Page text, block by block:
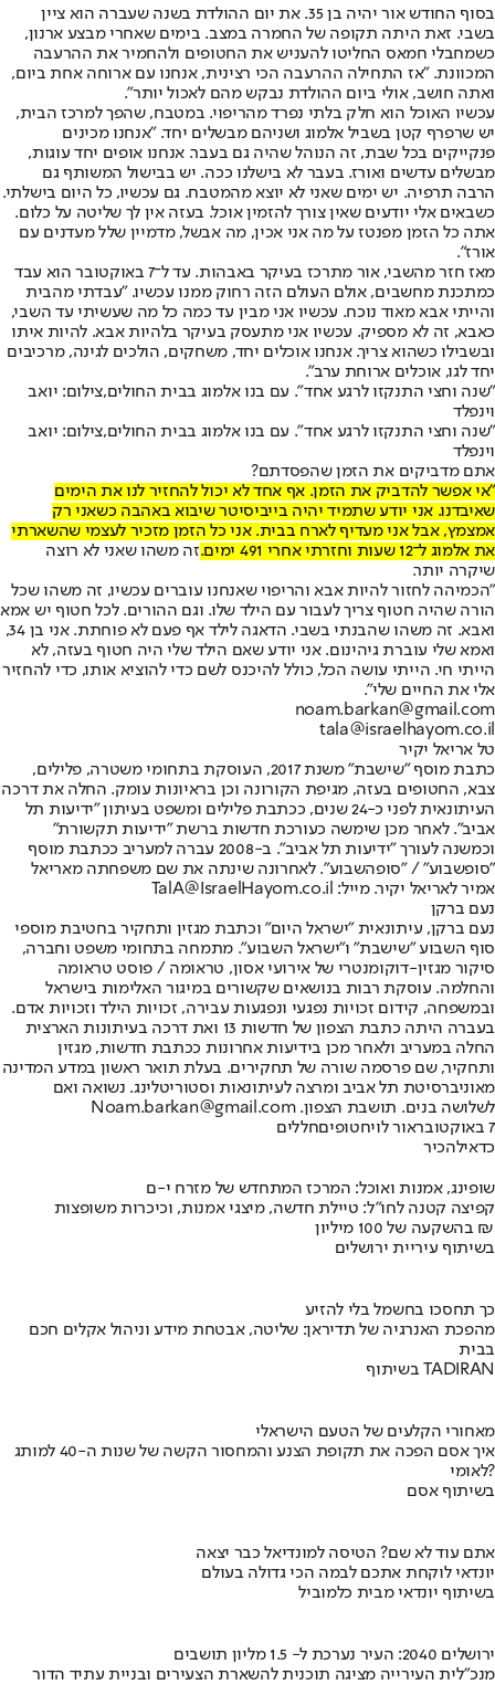
בסוף החודש אור יהיה בן 35. את יום ההולדת בשנה שעברה הוא ציין
בשבי. זאת היתה תקופה של החמרה במצב. בימים שאחרי מבצע ארנון,
כשמחבלי חמאס החליטו להעניש את החטופים ולהחמיר את ההרעבה
המכוונת. "אז התחילה ההרעבה הכי רצינית, אנחנו עם ארוחה אחת ביום,
ואתה חושב, אולי ביום ההולדת נבקש מהם לאכול יותר".
עכשיו האוכל הוא חלק בלתי נפרד מהריפוי. במטבח, שהפך למרכז הבית,
יש שרפרף קטן בשביל אלמוג ושניהם מבשלים יחד. "אנחנו מכינים
פנקייקים בכל שבת, זה הנוהל שהיה גם בעבר. אנחנו אופים יחד עוגות,
מבשלים עדשים ואורז. בעבר לא בישלנו ככה. יש בבישול המשותף גם
הרבה תרפיה. יש ימים שאני לא יוצא מהמטבח. גם עכשיו, כל היום בישלתי.
כשבאים אלי יודעים שאין צורך להזמין אוכל. בעזה אין לך שליטה על כלום.
אתה כל הזמן מפנטז על מה אני אכין, מה אבשל, מדמיין שלל מעדנים עם
אורז".
מאז חזר מהשבי, אור מתרכז בעיקר באבהות. עד ל־7 באוקטובר הוא עבד
כמתכנת מחשבים, אולם העולם הזה רחוק ממנו עכשיו. "עבדתי מהבית
והייתי אבא מאוד נוכח. עכשיו אני מבין עד כמה כל מה שעשיתי עד השבי,
כאבא, זה לא מספיק. עכשיו אני מתעסק בעיקר בלהיות אבא. להיות איתו
ובשבילו כשהוא צריך. אנחנו אוכלים יחד, משחקים, הולכים לגינה, מרכיבים
יחד לגו, אוכלים ארוחת ערב".
"שנה וחצי התנקזו לרגע אחד". עם בנו אלמוג בבית החולים,צילום: יואב
וינפלד
"שנה וחצי התנקזו לרגע אחד". עם בנו אלמוג בבית החולים,צילום: יואב
וינפלד
אתם מדביקים את הזמן שהפסדתם?
"אי אפשר להדביק את הזמן. אף אחד לא יכול להחזיר לנו את הימים
שאיבדנו. אני יודע שתמיד יהיה בייביסיטר שיבוא באהבה כשאני רק
אמצמץ, אבל אני מעדיף לארח בבית. אני כל הזמן מזכיר לעצמי שהשארתי
את אלמוג ל־12 שעות וחזרתי אחרי 491 ימים.
זה משהו שאני לא רוצה
שיקרה יותר.
"הכמיהה לחזור להיות אבא והריפוי שאנחנו עוברים עכשיו, זה משהו שכל
הורה שהיה חטוף צריך לעבור עם הילד שלו. וגם ההורים. לכל חטוף יש אמא
ואבא. זה משהו שהבנתי בשבי. הדאגה לילד אף פעם לא פוחתת. אני בן 34,
ואמא שלי עוברת גיהינום. אני יודע שאם הילד שלי היה חטוף בעזה, לא
הייתי חי. הייתי עושה הכל, כולל להיכנס לשם כדי להוציא אותו, כדי להחזיר
אלי את החיים שלי".
noam.barkan@gmail.com
tala@israelhayom.co.il
טל אריאל יקיר
כתבת מוסף "שישבת" משנת 2017, העוסקת בתחומי משטרה, פלילים,
צבא, החטופים בעזה, מגיפת הקורונה וכן בראיונות עומק. החלה את דרכה
העיתונאית לפני כ-24 שנים, ככתבת פלילים ומשפט בעיתון "ידיעות תל
אביב". לאחר מכן שימשה כעורכת חדשות ברשת "ידיעות תקשורת"
וכמשנה לעורך "ידיעות תל אביב". ב-2008 עברה למעריב ככתבת מוסף
"סופשבוע" / "סופהשבוע". לאחרונה שינתה את שם משפחתה מאריאל
אמיר לאריאל יקיר. מייל: TalA@IsraelHayom.co.il
נעם ברקן
נעם ברקן, עיתונאית "ישראל היום" וכתבת מגזין ותחקיר בחטיבת מוספי
סוף השבוע "שישבת" ו"ישראל השבוע". מתמחה בתחומי משפט וחברה,
סיקור מגזין-דוקומנטרי של אירועי אסון, טראומה / פוסט טראומה
והחלמה. עוסקת רבות בנושאים שקשורים במיגור האלימות בישראל
ובמשפחה, קידום זכויות נפגעי ונפגעות עבירה, זכויות הילד וזכויות אדם.
בעברה היתה כתבת הצפון של חדשות 13 ואת דרכה בעיתונות הארצית
החלה במעריב ולאחר מכן בידיעות אחרונות ככתבת חדשות, מגזין
ותחקיר, שם פרסמה שורה של תחקירים. בעלת תואר ראשון במדע המדינה
מאוניברסיטת תל אביב ומרצה לעיתונאות וסטוריטלינג. נשואה ואם
לשלושה בנים. תושבת הצפון. Noam.barkan@gmail.com
7 באוקטובר
אור לויחטופיםחללים
כדאילהכיר
שופינג, אמנות ואוכל: המרכז המתחדש של מזרח י-ם
קפיצה קטנה לחו"ל: טיילת חדשה, מיצגי אמנות, וכיכרות משופצות
בהשקעה של 100 מיליון ₪
בשיתוף עיריית ירושלים
כך תחסכו בחשמל בלי להזיע
מהפכת האנרגיה של תדיראן: שליטה, אבטחת מידע וניהול אקלים חכם
בבית
בשיתוף TADIRAN
מאחורי הקלעים של הטעם הישראלי
איך אסם הפכה את תקופת הצנע והמחסור הקשה של שנות ה-40 למותג
לאומי?
בשיתוף אסם
אתם עוד לא שם? הטיסה למונדיאל כבר יצאה
יונדאי לוקחת אתכם לבמה הכי גדולה בעולם
בשיתוף יונדאי מבית כלמוביל
ירושלים 2040: העיר נערכת ל- 1.5 מליון תושבים
מנכ"לית העירייה מציגה תוכנית להשארת הצעירים ובניית עתיד הדור